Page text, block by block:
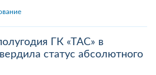
ГК «ТАС» в
статус абсолютного